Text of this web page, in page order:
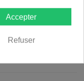
Accepter
Refuser